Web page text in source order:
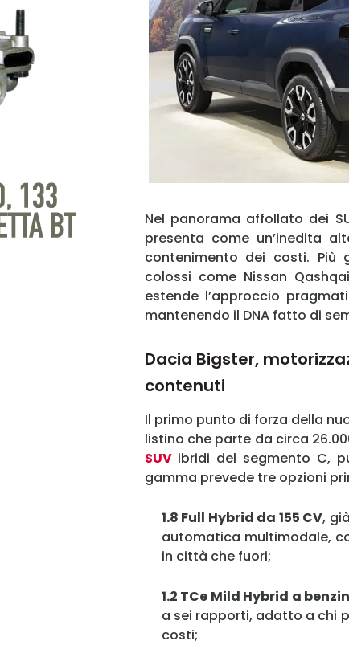
Nel panorama affollato dei
presenta come un’inedita
contenimento dei costi.
colossi come Nissan
estende l’approccio
mantenendo il DNA fatto di
Dacia Bigster,
contenuti
Il primo punto di forza della
listino che parte da circa
SUVibridi del segmento C,
gamma prevede tre opzioni
1.8 Full Hybrid da 155 CV,
automatica multimodale,
in città che fuori;
1.2 TCe Mild Hybrid a
a sei rapporti, adatto a chi
costi;